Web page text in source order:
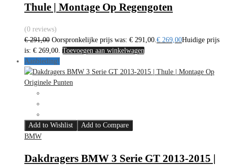
Thule | Montage Op Regengoten
(0 reviews)
€291,00 Oorspronkelijke prijs was: € 291,00.€ 269,00Huidige prijs
is: € 269,00. Toevoegen aan winkelwagen
Aanbieding!
Add to Wishlist
Add to Compare
BMW
Dakdragers BMW 3 Serie GT 2013-2015 |